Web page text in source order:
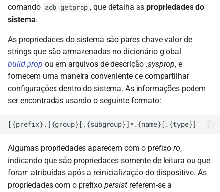
comando adb getprop , que detalha as propriedades do
sistema.
As propriedades do sistema são pares chave-valor de
strings que são armazenadas no dicionário global
build.prop ou em arquivos de descrição .sysprop, e
fornecem uma maneira conveniente de compartilhar
configurações dentro do sistema. As informações podem
ser encontradas usando o seguinte formato:
Algumas propriedades aparecem com o prefixo ro,
indicando que são propriedades somente de leitura ou que
foram atribuídas após a reinicialização do dispositivo. As
propriedades com o prefixo persist referem-se a